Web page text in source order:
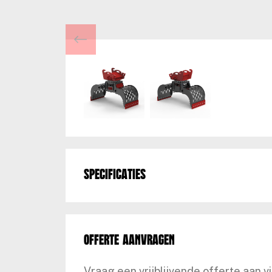
Specificaties
Offerte aanvragen